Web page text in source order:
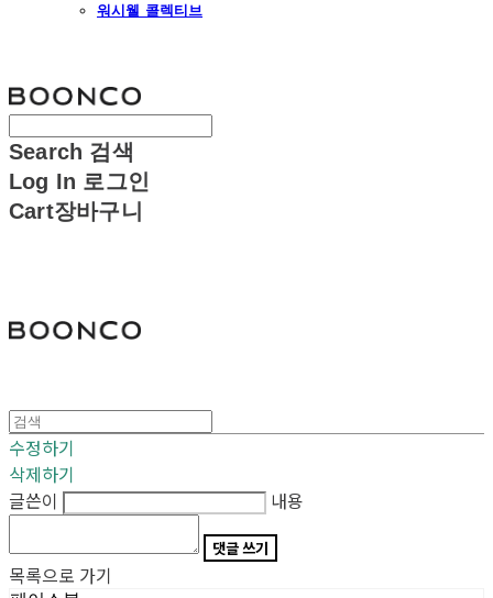
워시웰 콜렉티브
Search 검색
Log In 로그인
Cart장바구니
수정하기
삭제하기
글쓴이
내용
댓글 쓰기
목록으로 가기